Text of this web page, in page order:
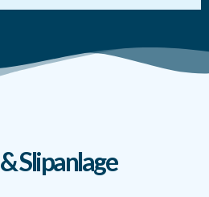
Slipanlage